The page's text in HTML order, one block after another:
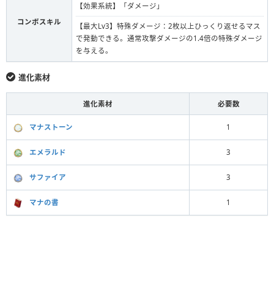
コンボスキル
【効果系統】「ダメージ」
【最大Lv3】特殊ダメージ：2枚以上ひっくり返せるマス
で発動できる。通常攻撃ダメージの1.4倍の特殊ダメージ
を与える。
進化素材
進化素材 必要数
マナストーン 1
エメラルド 3
サファイア 3
マナの書 1